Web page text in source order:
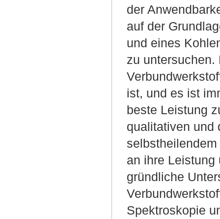
der
auf der
und eines
zu
ist, und es ist
beste Leistung
qualitativen und
an ihre Leistung
gründliche
Spektroskopie